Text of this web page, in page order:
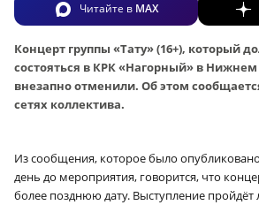
Читайте в MAX
Концерт группы «Тату» (16+), который
состояться в КРК «Нагорный» в
внезапно отменили. Об этом
сетях коллектива.
Из сообщения, которое было опубликовано
день до мероприятия, говорится, что
более позднюю дату. Выступление пройдёт